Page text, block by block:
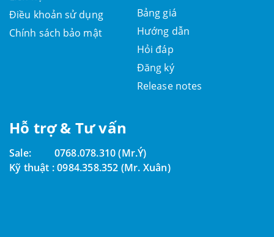
Điều khoản sử dụng
Chính sách bảo mật
Bảng giá
Hướng dẫn
Hỏi đáp
Đăng ký
Release notes
Hỗ trợ & Tư vấn
Sale: 0768.078.310 (Mr.Ý)
Kỹ thuật :0984.358.352 (Mr. Xuân)